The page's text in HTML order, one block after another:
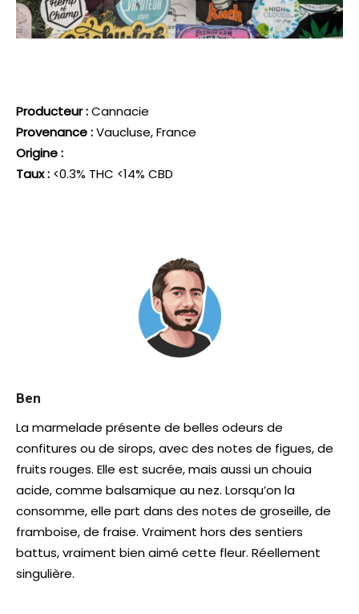
Producteur :Cannacie
Provenance :Vaucluse, France
Origine :
Taux : <0.3% THC <14% CBD
Ben
La marmelade présente de belles odeurs de
confitures ou de sirops, avec des notes de figues, de
fruits rouges. Elle est sucrée, mais aussi un chouia
acide, comme balsamique au nez. Lorsqu’on la
consomme, elle part dans des notes de groseille, de
framboise, de fraise. Vraiment hors des sentiers
battus, vraiment bien aimé cette fleur. Réellement
singulière.